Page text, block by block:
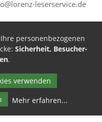
leserservice.de
personenbezogenen
Sicherheit, Besucher-
.
verwenden
Mehr erfahren...